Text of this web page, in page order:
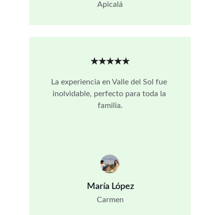
La experiencia en Valle del Sol fue
inolvidable, perfecto para toda la
familia.
María López
Carmen
Apicalá
★★★★★